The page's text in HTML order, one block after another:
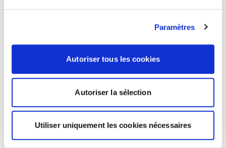
Paramètres
Autoriser tous les cookies
Autoriser la sélection
Utiliser uniquement les cookies nécessaires